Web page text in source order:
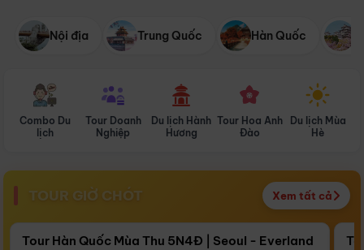
Nội địa Trung Quốc Hàn Quốc
Combo Du
lịch
Tour Doanh
Nghiệp
Du lịch Hành
Hương
Tour Hoa Anh
Đào
Du lịch Mùa
Hè
TOUR GIỜ CHÓT Xem tất cả
Còn17 ngày 15:06:08
Điểm nổi bật
Tour Hàn Quốc Mùa Thu 5N4Đ | Seoul - Everland